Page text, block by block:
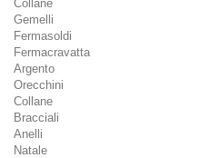
Collane
Gemelli
Fermasoldi
Fermacravatta
Argento
Orecchini
Collane
Bracciali
Anelli
Natale